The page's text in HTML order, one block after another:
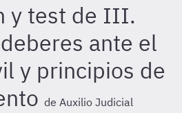
y test de III.
ante el
y principios de
de Auxilio Judicial